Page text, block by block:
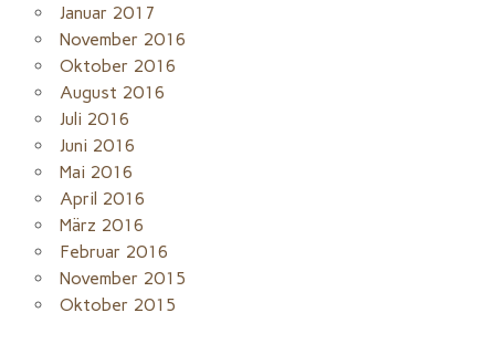
Januar 2017
November 2016
Oktober 2016
August 2016
Juli 2016
Juni 2016
Mai 2016
April 2016
März 2016
Februar 2016
November 2015
Oktober 2015